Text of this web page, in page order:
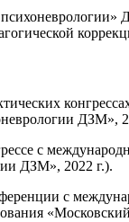
ДЗМ»,
с
ДЗМ», 2022 г.).
с